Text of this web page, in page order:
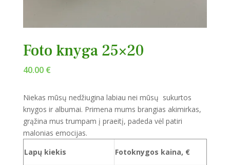
Foto knyga 25×20
40.00 €
Niekas mūsų nedžiugina labiau nei mūsų sukurtos
knygos ir albumai. Primena mums brangias akimirkas,
grąžina mus trumpam į praeitį, padeda vėl patiri
malonias emocijas.
Lapų kiekis
Fotoknygos kaina, €